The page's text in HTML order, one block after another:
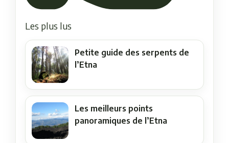
Les plus lus
Petite guide des serpents de
l’Etna
Les meilleurs points
panoramiques de l’Etna